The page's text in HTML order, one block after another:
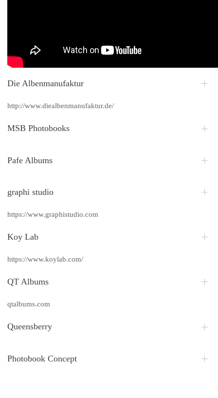
Die Albenmanufaktur
http://www.diealbenmanufaktur.de/
MSB Photobooks
Pafe Albums
graphi studio
https://www.graphistudio.com
Koy Lab
https://www.koylab.com/
QT Albums
qtalbums.com
Queensberry
Photobook Concept